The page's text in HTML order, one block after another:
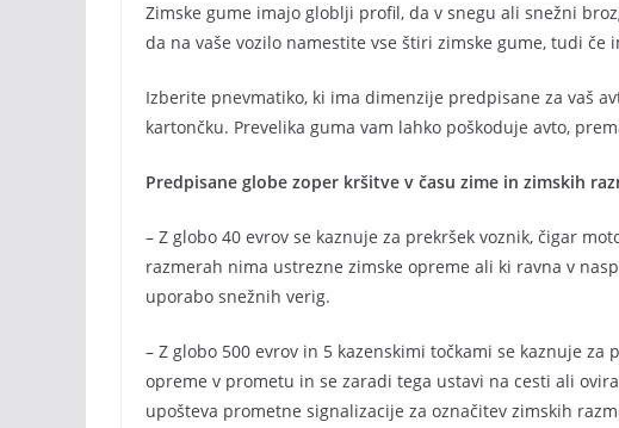
Zimske gume imajo globlji profil, da v snegu ali snežni
da na vaše vozilo namestite vse štiri zimske gume, tudi če
Izberite pnevmatiko, ki ima dimenzije predpisane za vaš
kartončku. Prevelika guma vam lahko poškoduje avto,
Predpisane globe zoper kršitve v času zime in zimskih
– Z globo 40 evrov se kaznuje za prekršek voznik, čigar
razmerah nima ustrezne zimske opreme ali ki ravna v
uporabo snežnih verig.
– Z globo 500 evrov in 5 kazenskimi točkami se kaznuje
opreme v prometu in se zaradi tega ustavi na cesti ali
upošteva prometne signalizacije za označitev zimskih